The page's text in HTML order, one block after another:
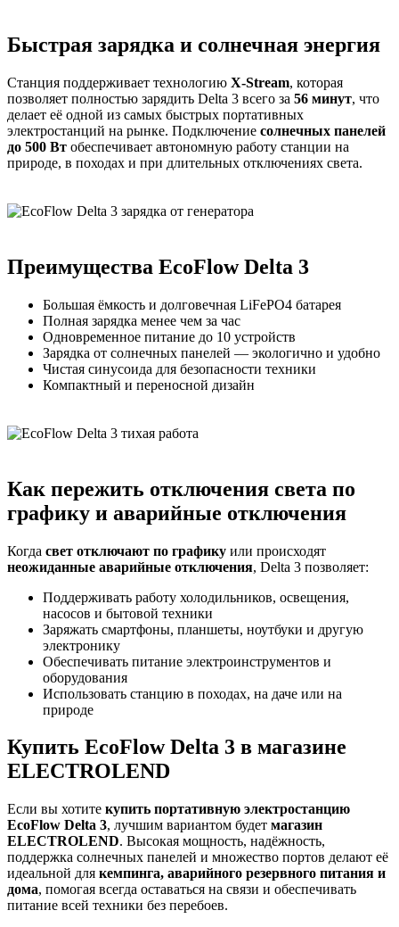
Быстрая зарядка и солнечная энергия
Станция поддерживает технологию X-Stream, которая
позволяет полностью зарядить Delta 3 всего за 56 минут, что
делает её одной из самых быстрых портативных
электростанций на рынке. Подключение солнечных панелей
до 500 Вт обеспечивает автономную работу станции на
природе, в походах и при длительных отключениях света.
Преимущества EcoFlow Delta 3
Большая ёмкость и долговечная LiFePO4 батарея
Полная зарядка менее чем за час
Одновременное питание до 10 устройств
Зарядка от солнечных панелей — экологично и удобно
Чистая синусоида для безопасности техники
Компактный и переносной дизайн
Как пережить отключения света по
графику и аварийные отключения
Когда свет отключают по графику или происходят
неожиданные аварийные отключения, Delta 3 позволяет:
Поддерживать работу холодильников, освещения,
насосов и бытовой техники
Заряжать смартфоны, планшеты, ноутбуки и другую
электронику
Обеспечивать питание электроинструментов и
оборудования
Использовать станцию в походах, на даче или на
природе
Купить EcoFlow Delta 3 в магазине
ELECTROLEND
Если вы хотите купить портативную электростанцию
EcoFlow Delta 3, лучшим вариантом будет магазин
ELECTROLEND. Высокая мощность, надёжность,
поддержка солнечных панелей и множество портов делают её
идеальной для кемпинга, аварийного резервного питания и
дома, помогая всегда оставаться на связи и обеспечивать
питание всей техники без перебоев.